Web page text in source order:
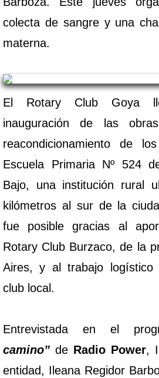
colecta de sangre y una
materna.
El Rotary Club Goya
inauguración de las
reacondicionamiento de
Escuela Primaria Nº 524
Bajo, una institución rural
kilómetros al sur de la
fue posible gracias al
Rotary Club Burzaco, de la
Aires, y al trabajo logístico
club local.
Entrevistada en el
camino” de Radio Power,
entidad, Ileana Regidor